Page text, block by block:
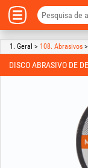
1. Geral > 108. Abrasivos
DISCO ABRASIVO DE